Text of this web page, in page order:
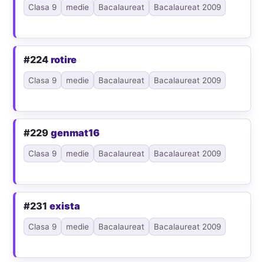
Clasa 9 medie Bacalaureat Bacalaureat 2009
#224rotire
Clasa 9 medie Bacalaureat Bacalaureat 2009
#229genmat16
Clasa 9 medie Bacalaureat Bacalaureat 2009
#231exista
Clasa 9 medie Bacalaureat Bacalaureat 2009